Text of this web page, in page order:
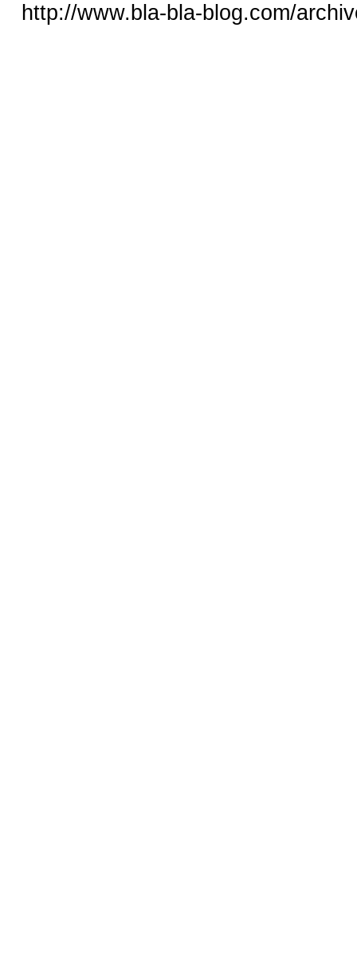
http://www.bla-bla-blog.com/